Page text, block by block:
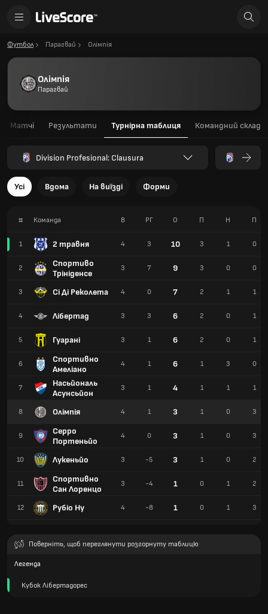
Футбол Парагвай Олімпія
Олімпія
Парагвай
Матчі Результати Турнірна таблиця Командний склад
Division Profesional: Clausura
Усі Вдома На виїзді Форми
# Команда
1 2 травня
2
Спортиво
Трініденсе
3 Сі Ді Реколета
4 Лібертад
5 Гуарані
6
Спортивно
Амеліано
7
Насьйональ
Асунсьйон
8 Олімпія
9
Серро
Портеньйо
10 Лукеньйо
11
Спортивно
Сан Лоренцо
12 Рубіо Ну
В РГ О П Н П
4 3 10 3 1 0
3 7 9 3 0 0
4 0 7 2 1 1
3 3 6 2 0 1
3 1 6 2 0 1
4 1 6 1 3 0
3 1 4 1 1 1
4 1 3 1 0 3
4 0 3 1 0 3
3 -5 3 1 0 2
3 -4 1 0 1 2
4 -8 1 0 1 3
Поверніть, щоб переглянути розгорнуту таблицю
Легенда
Кубок Лібертадорес